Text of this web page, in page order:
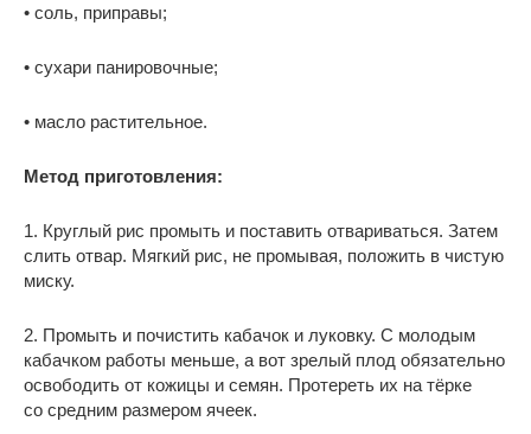
• соль, приправы;
• сухари панировочные;
• масло растительное.
Метод приготовления:
1. Круглый рис промыть и поставить отвариваться. Затем
слить отвар. Мягкий рис, не промывая, положить в чистую
миску.
2. Промыть и почистить кабачок и луковку. С молодым
кабачком работы меньше, а вот зрелый плод обязательно
освободить от кожицы и семян. Протереть их на тёрке
со средним размером ячеек.